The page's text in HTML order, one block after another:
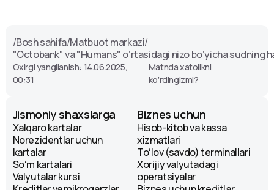
/Bosh sahifa/Matbuot markazi/
"Octobank" va "Humans" o‘rtasidagi nizo bo‘yicha sudning
Oxirgi yangilanish: 14.06.2025,
00:31
Matnda xatolikni
ko‘rdingizmi?
Jismoniy shaxslarga
Xalqaro kartalar
Norezidentlar uchun
kartalar
Soʻm kartalari
Valyutalar kursi
Biznes uchun
Hisob-kitob va kassa
xizmatlari
Toʻlov (savdo) terminallari
Xorijiy valyutadagi
operatsiyalar